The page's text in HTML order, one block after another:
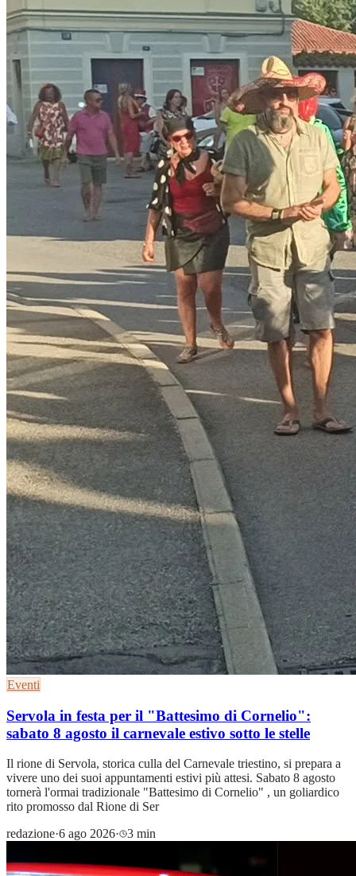
Eventi
Servola in festa per il "Battesimo di Cornelio":
sabato 8 agosto il carnevale estivo sotto le stelle
Il rione di Servola, storica culla del Carnevale triestino, si prepara a
vivere uno dei suoi appuntamenti estivi più attesi. Sabato 8 agosto
tornerà l'ormai tradizionale "Battesimo di Cornelio" , un goliardico
rito promosso dal Rione di Ser
redazione·6 ago 2026· 3 min